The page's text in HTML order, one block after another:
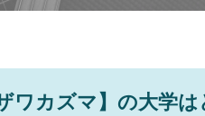
ワカズマ】の大学